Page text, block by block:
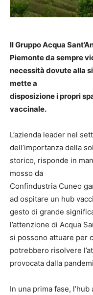
Il Gruppo Acqua
Piemonte da sempre
necessità dovute alla
mette a
disposizione i propri
vaccinale.
L’azienda leader nel
dell’importanza della
storico, risponde in
mosso da
Confindustria Cuneo
ad ospitare un hub
gesto di grande
l’attenzione di Acqua
si possono attuare per
potrebbero risolvere
provocata dalla
In una prima fase,